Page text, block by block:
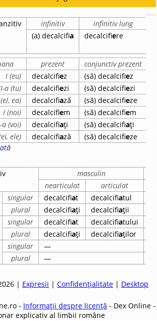
infinitiv infinitiv lung
(a) decalcifia decalcifiere
prezent conjunctiv prezent
I (eu) decalcifiez (să) decalcifiez
a (tu)
decalcifiezi (să) decalcifiezi
ea)
decalcifiază (să) decalcifieze
I (noi) decalcifiem (să) decalcifiem
a (voi)
decalcifiați (să) decalcifiați
ele)
decalcifiază (să) decalcifieze
masculin
nearticulat
articulat
singular decalcifiat decalcifiatul
plural
decalcifiați decalcifiații
singular decalcifiat decalcifiatului
plural
decalcifiați decalcifiaților
singular —
plural
—
| Expresii | Confidențialitate| Desktop
- Informații despre licență - Dex Online -
explicativ al limbii române